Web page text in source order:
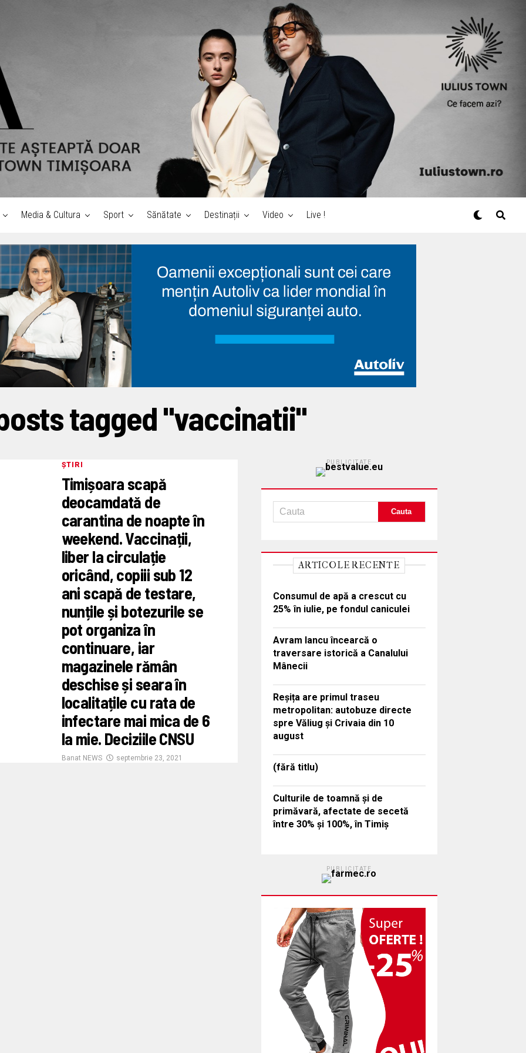
Media & Cultura Sport Sănătate Destinații Video Live !
tagged "vaccinatii"
ȘTIRI
Timișoara scapă
deocamdată de
carantina de noapte în
weekend. Vaccinații,
liber la circulație
oricând, copiii sub 12
ani scapă de testare,
nunțile și botezurile se
pot organiza în
continuare, iar
magazinele rămân
deschise și seara în
localitațile cu rata de
infectare mai mica de 6
la mie. Deciziile CNSU
Banat NEWS septembrie 23, 2021
PUBLICITATE
ARTICOLE RECENTE
Consumul de apă a crescut cu
25% în iulie, pe fondul caniculei
Avram Iancu încearcă o
traversare istorică a Canalului
Mânecii
Reșița are primul traseu
metropolitan: autobuze directe
spre Văliug și Crivaia din 10
august
(fără titlu)
Culturile de toamnă și de
primăvară, afectate de secetă
între 30% și 100%, în Timiș
PUBLICITATE